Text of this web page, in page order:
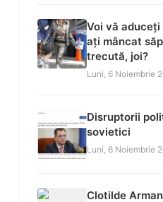
Voi vă
ați mâncat
trecută, joi?
Luni, 6 Noiembrie
Disruptorii
sovietici
Luni, 6 Noiembrie
Clotilde